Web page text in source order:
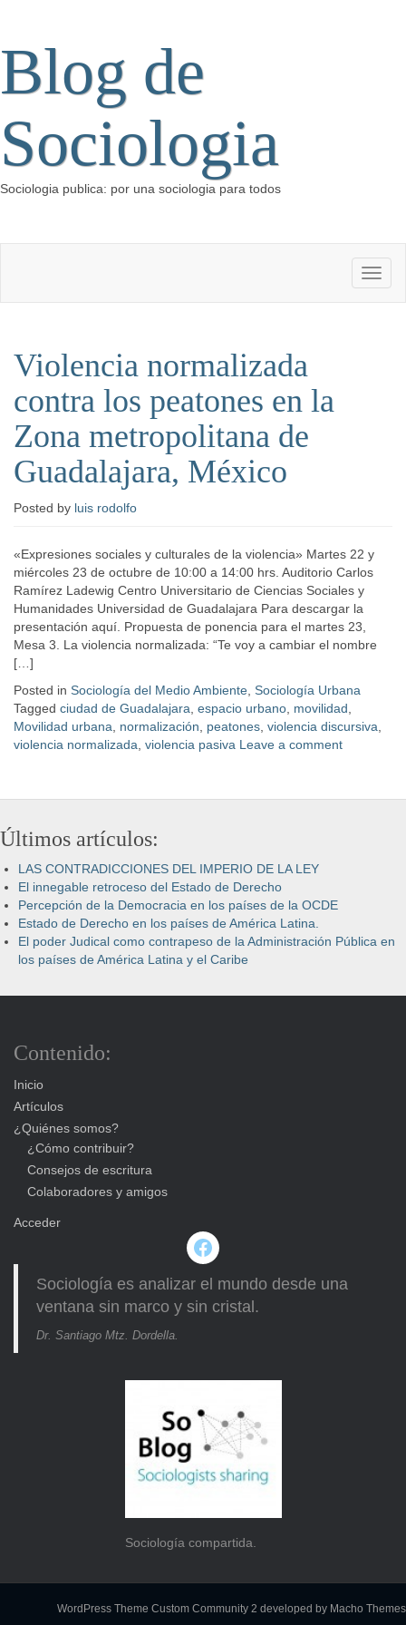
Blog de
Sociologia
Sociologia publica: por una sociologia para todos
Violencia normalizada
contra los peatones en la
Zona metropolitana de
Guadalajara, México
Posted by luis rodolfo
«Expresiones sociales y culturales de la violencia» Martes 22 y
miércoles 23 de octubre de 10:00 a 14:00 hrs. Auditorio Carlos
Ramírez Ladewig Centro Universitario de Ciencias Sociales y
Humanidades Universidad de Guadalajara Para descargar la
presentación aquí. Propuesta de ponencia para el martes 23,
Mesa 3. La violencia normalizada: “Te voy a cambiar el nombre
[…]
Posted in Sociología del Medio Ambiente Sociología Urbana
Tagged ciudad de Guadalajara espacio urbano movilidad
Movilidad urbana
normalización peatones violencia discursiva
violencia normalizada violencia pasiva Leave a comment
Últimos artículos:
LAS CONTRADICCIONES DEL IMPERIO DE LA LEY
El innegable retroceso del Estado de Derecho
Percepción de la Democracia en los países de la OCDE
Estado de Derecho en los países de América Latina.
El poder Judical como contrapeso de la Administración Pública en
los países de América Latina y el Caribe
Contenido:
Inicio
Artículos
¿Quiénes somos?
¿Cómo contribuir?
Consejos de escritura
Colaboradores y amigos
Acceder
Facebook
Sociología es analizar el mundo desde una
ventana sin marco y sin cristal.
Dr. Santiago Mtz. Dordella.
Sociología compartida.
WordPress Theme Custom Community 2 developed by Macho Themes